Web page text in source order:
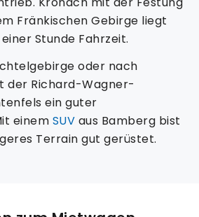
Fränkischen Gebirge liegt
Stunde Fahrzeit.
oder nach
der Richard-Wagner-
ein guter
einem SUV aus Bamberg bist
Terrain gut gerüstet.